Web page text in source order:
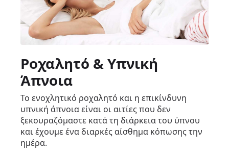
Ροχαλητό & Υπνική
Άπνοια
Το ενοχλητικό ροχαλητό και η επικίνδυνη
υπνική άπνοια είναι οι αιτίες που δεν
ξεκουραζόμαστε κατά τη διάρκεια του ύπνου
και έχουμε ένα διαρκές αίσθημα κόπωσης την
ημέρα.